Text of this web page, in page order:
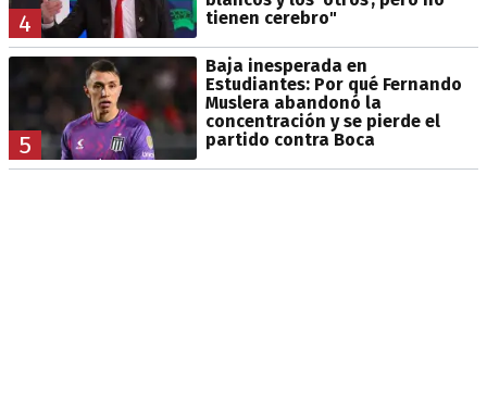
4
tienen cerebro"
5
Baja inesperada en
Estudiantes: Por qué Fernando
Muslera abandonó la
concentración y se pierde el
partido contra Boca